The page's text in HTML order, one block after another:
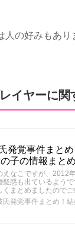
の好みもあ
イヤーに関
発覚事件まと
子の情報まと
えなこですが、2012
疑惑も出ているよう
まとめましたのでご
氏発覚事件まとめ！